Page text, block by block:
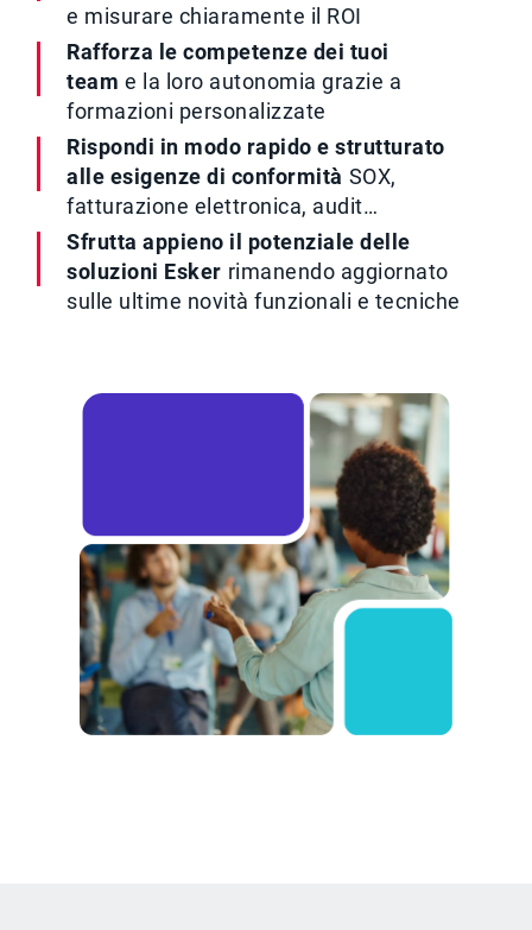
e misurare chiaramente il ROI
Rafforza le competenze dei tuoi
team e la loro autonomia grazie a
formazioni personalizzate
Rispondi in modo rapido e strutturato
alle esigenze di conformità SOX,
fatturazione elettronica, audit…
Sfrutta appieno il potenziale delle
soluzioni Esker rimanendo aggiornato
sulle ultime novità funzionali e tecniche